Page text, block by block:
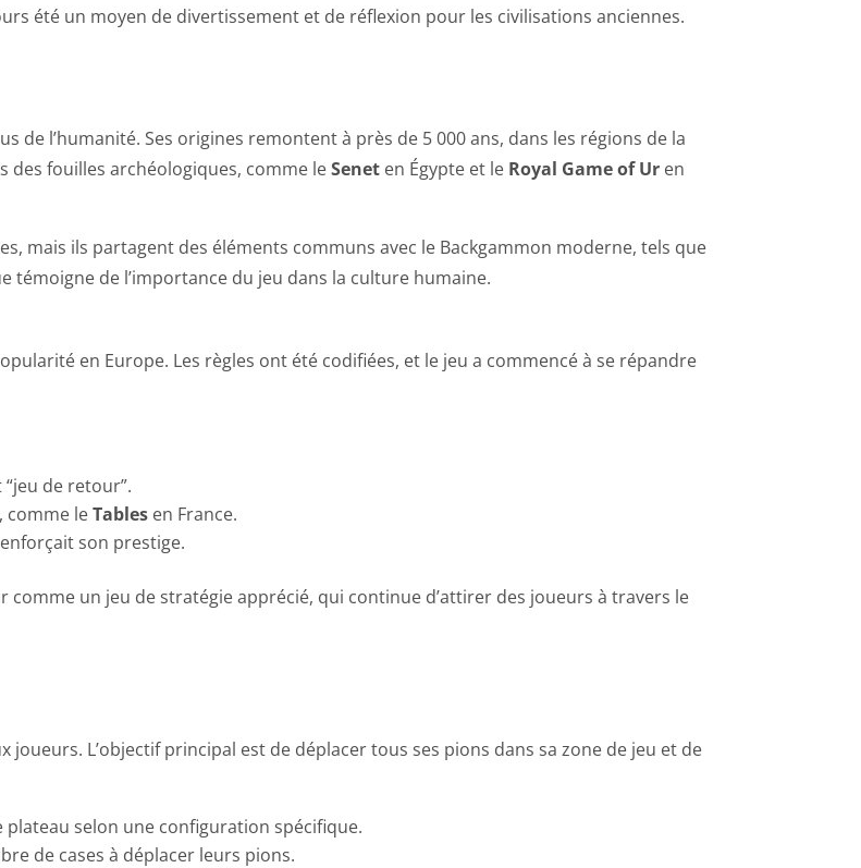
été un moyen de divertissement et de réflexion pour les civilisations anciennes.
de l’humanité. Ses origines remontent à près de 5 000 ans, dans les régions de la
des fouilles archéologiques, comme leSenet en Égypte et le Royal Game of Ur en
mais ils partagent des éléments communs avec le Backgammon moderne, tels que
de l’importance du jeu dans la culture humaine.
en Europe. Les règles ont été codifiées, et le jeu a commencé à se répandre
de retour”.
comme leTables en France.
son prestige.
comme un jeu de stratégie apprécié, qui continue d’attirer des joueurs à travers le
joueurs. L’objectif principal est de déplacer tous ses pions dans sa zone de jeu et de
plateau selon une configuration spécifique.
de cases à déplacer leurs pions.